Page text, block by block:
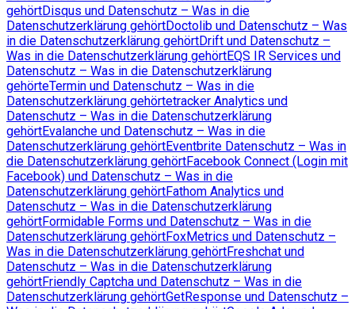
gehörtDisqus und Datenschutz – Was in die
Datenschutzerklärung gehörtDoctolib und Datenschutz – Was
in die Datenschutzerklärung gehörtDrift und Datenschutz –
Was in die Datenschutzerklärung gehörtEQS IR Services und
Datenschutz – Was in die Datenschutzerklärung
gehörteTermin und Datenschutz – Was in die
Datenschutzerklärung gehörtetracker Analytics und
Datenschutz – Was in die Datenschutzerklärung
gehörtEvalanche und Datenschutz – Was in die
Datenschutzerklärung gehörtEventbrite Datenschutz – Was in
die Datenschutzerklärung gehörtFacebook Connect (Login mit
Facebook) und Datenschutz – Was in die
Datenschutzerklärung gehörtFathom Analytics und
Datenschutz – Was in die Datenschutzerklärung
gehörtFormidable Forms und Datenschutz – Was in die
Datenschutzerklärung gehörtFoxMetrics und Datenschutz –
Was in die Datenschutzerklärung gehörtFreshchat und
Datenschutz – Was in die Datenschutzerklärung
gehörtFriendly Captcha und Datenschutz – Was in die
Datenschutzerklärung gehörtGetResponse und Datenschutz –